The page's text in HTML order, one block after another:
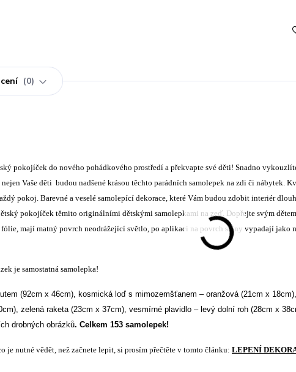
0
pokojíček do nového pohádkového prostředí a překvapte své děti! Snadno
Vaše děti budou nadšené krásou těchto parádních samolepek na zdi či nábytek.
pokoj. Barevné a veselé samolepící dekorace, které Vám budou zdobit interiér
pokojíček těmito originálními dětskými samolepkami na zeď. Dopřejte svým
mají matný povrch neodrážející světlo, po aplikaci na povrch stěny vypadají jako
je samostatná samolepka!
(92cm x 46cm), kosmická loď s mimozemšťanem – oranžová (21cm x
zelená raketa (23cm x 37cm), vesmírné plavidlo – levý dolní roh (28cm x
drobných obrázků. Celkem 153 samolepek!
je nutné vědět, než začnete lepit, si prosím přečtěte v tomto článku: LEPENÍ